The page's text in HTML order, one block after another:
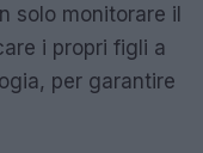
solo monitorare il
i propri figli a
per garantire